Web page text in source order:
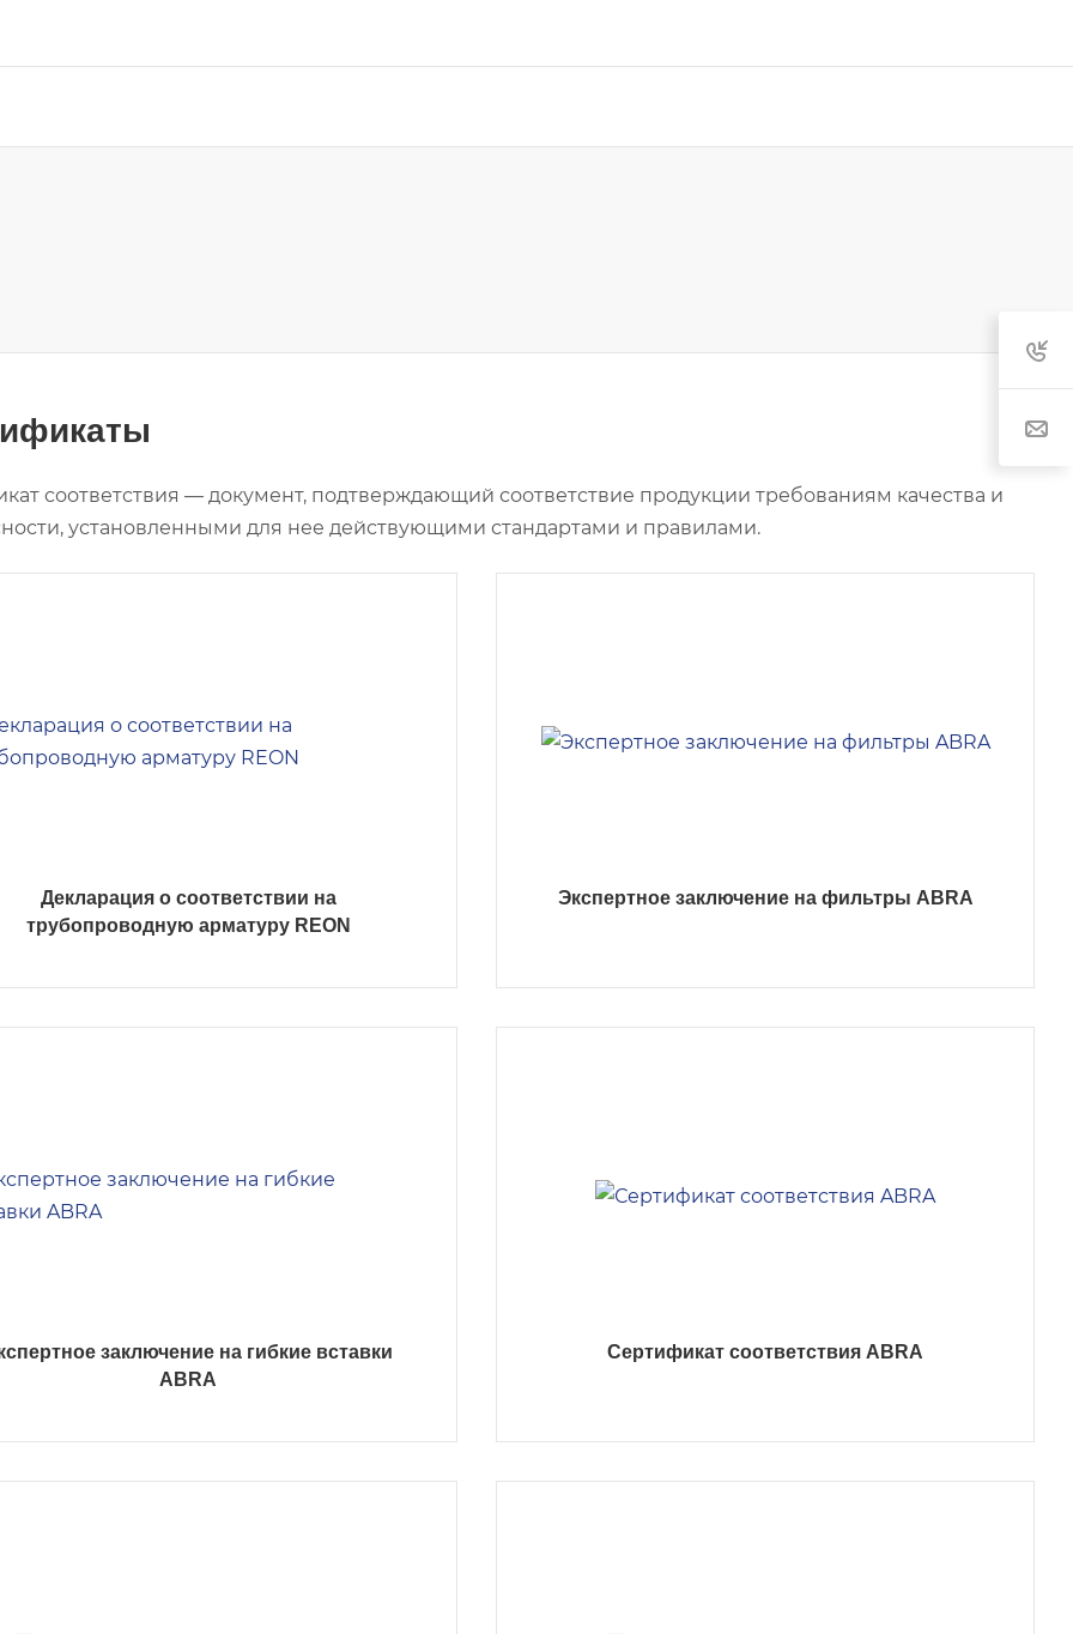
соответствия — документ, подтверждающий соответствие продукции требованиям качества и
установленными для нее действующими стандартами и правилами.
Декларация о соответствии на
трубопроводную арматуру REON
Экспертное заключение на фильтры ABRA
заключение на гибкие вставки
ABRA
Сертификат соответствия ABRA